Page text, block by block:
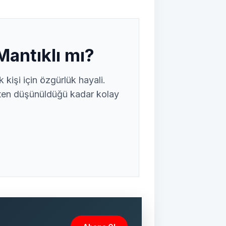
mı?
kişi için özgürlük hayali.
düşünüldüğü kadar kolay